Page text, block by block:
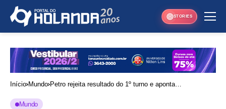
STORIES
Início Mundo Petro rejeita resultado do 1º turno e aponta
Mundo